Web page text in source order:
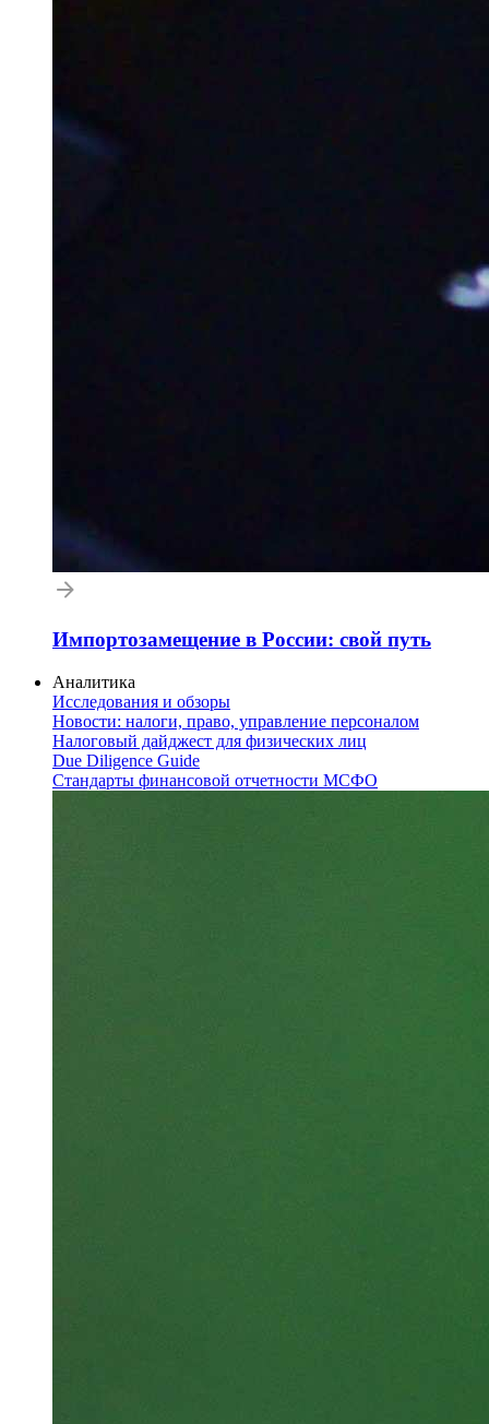
Импортозамещение в России: свой путь
Аналитика
Исследования и обзоры
Новости: налоги, право, управление персоналом
Налоговый дайджест для физических лиц
Due Diligence Guide
Стандарты финансовой отчетности МСФО